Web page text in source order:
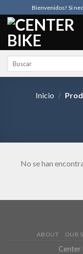
to
content
Bienvenidos! Si
Inicio /
No se han
ABOUT OUR
Center